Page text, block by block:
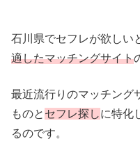
石川県でセフレが欲しい
適したマッチングサイト
最近流行りのマッチング
ものと セフレ探しに特化
るのです。